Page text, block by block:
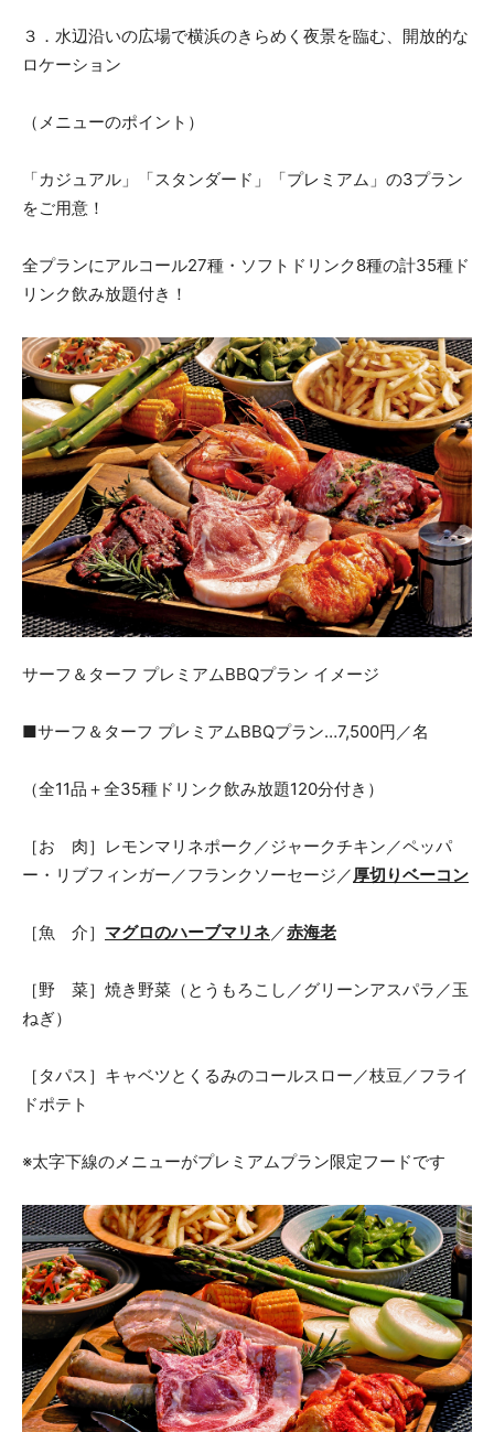
３．水辺沿いの広場で横浜のきらめく夜景を臨む、開放的な
ロケーション
（メニューのポイント）
「カジュアル」「スタンダード」「プレミアム」の3プラン
をご用意！
全プランにアルコール27種・ソフトドリンク8種の計35種ド
リンク飲み放題付き！
サーフ＆ターフ プレミアムBBQプラン イメージ
■サーフ＆ターフ プレミアムBBQプラン…7,500円／名
（全11品＋全35種ドリンク飲み放題120分付き）
［お 肉］レモンマリネポーク／ジャークチキン／ペッパ
ー・リブフィンガー／フランクソーセージ／厚切りベーコン
［魚 介］ マグロのハーブマリネ／赤海老
［野 菜］焼き野菜（とうもろこし／グリーンアスパラ／玉
ねぎ）
［タパス］キャベツとくるみのコールスロー／枝豆／フライ
ドポテト
※太字下線のメニューがプレミアムプラン限定フードです